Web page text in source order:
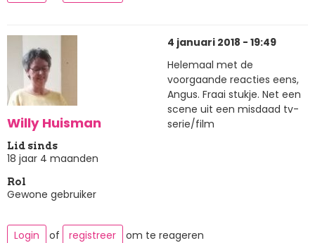
Willy Huisman
Lid sinds
18 jaar 4 maanden
Rol
Gewone gebruiker
4 januari 2018 - 19:49
Helemaal met de
voorgaande reacties eens,
Angus. Fraai stukje. Net een
scene uit een misdaad tv-
serie/film
Login of registreer om te reageren